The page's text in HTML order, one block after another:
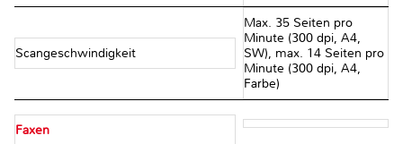
Scangeschwindigkeit
Max. 35 Seiten pro
Minute (300 dpi, A4,
SW), max. 14 Seiten pro
Minute (300 dpi, A4,
Farbe)
Faxen